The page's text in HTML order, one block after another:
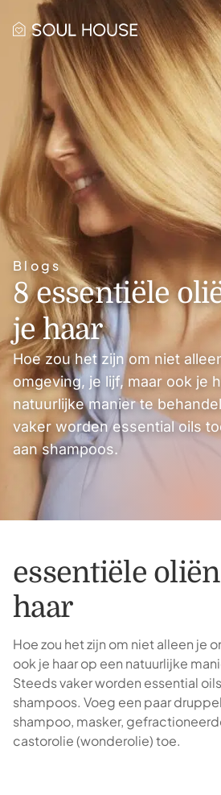
Blogs
8 essentiële
je haar
Hoe zou het zijn om niet
omgeving, je lijf, maar ook je
natuurlijke manier te
vaker worden essential oils
aan shampoos.
essentiële
haar
Hoe zou het zijn om niet alleen je
ook je haar op een natuurlijke
Steeds vaker worden essential
shampoos. Voeg een paar
shampoo, masker,
castorolie (wonderolie) toe.